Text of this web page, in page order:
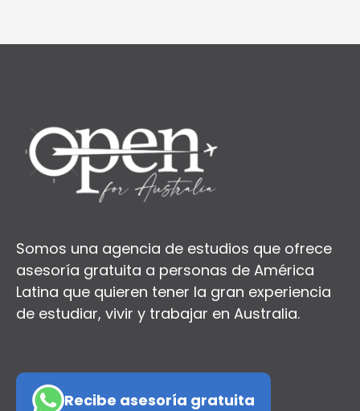
Somos una agencia de estudios que ofrece
asesoría gratuita a personas de América
Latina que quieren tener la gran experiencia
de estudiar, vivir y trabajar en Australia.
Recibe asesoría gratuita